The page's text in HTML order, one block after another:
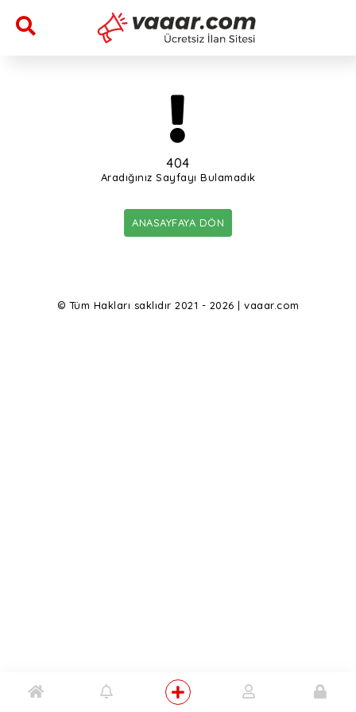
404
Aradığınız Sayfayı Bulamadık
ANASAYFAYA DÖN
© Tüm Hakları saklıdır 2021 - 2026 | vaaar.com